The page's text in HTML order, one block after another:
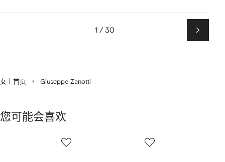
1 / 30
下
一
女士首页 Giuseppe Zanotti
您可能会喜欢